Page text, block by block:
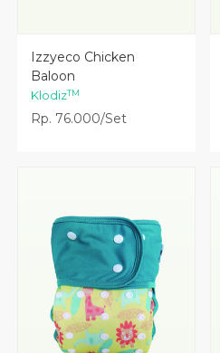
Lihat Detail
Izzyeco Chicken
Baloon
KlodizTM
Rp. 76.000/Set